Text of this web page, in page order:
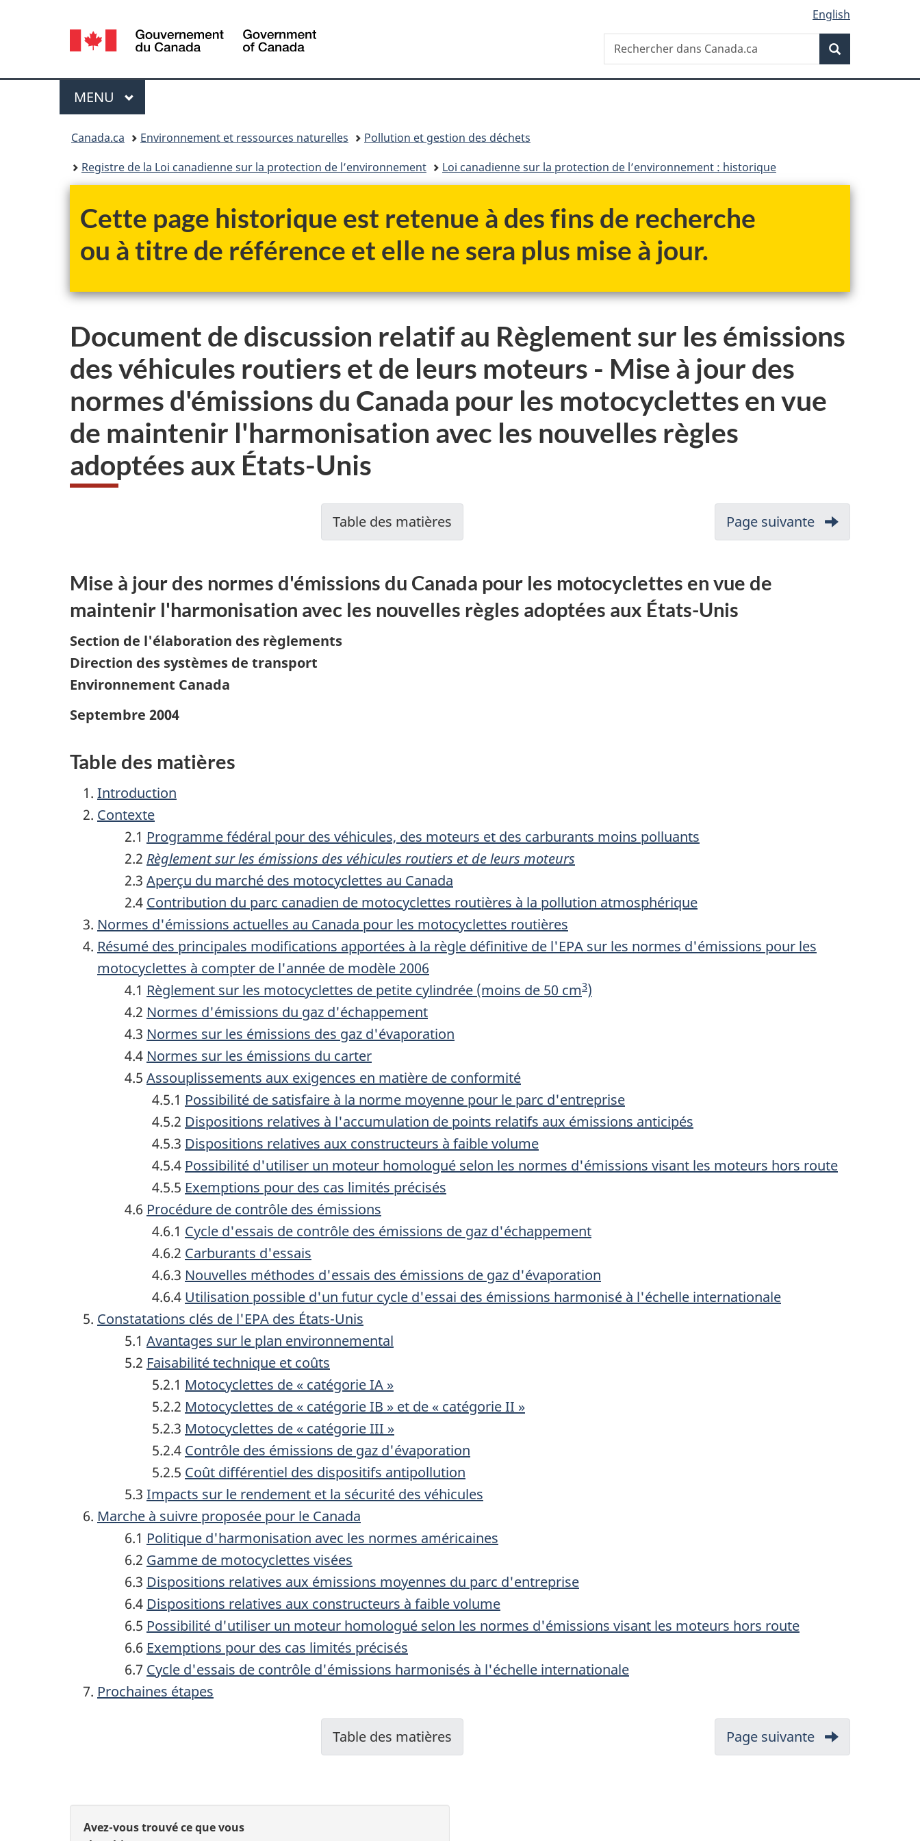
sujet
HTML
Sélection
de
la
langue
English
Canada
Recherche
Rechercher
dans
Menu
MENU PRINCIPAL
Canada.ca Environnement et ressources naturelles
Pollution et gestion des déchets
Registre de la Loi canadienne sur la protection de l’environnement
Loi canadienne sur la protection de l’environnement : historique
Cette page historique est retenue à des fins de recherche
ou à titre de référence et elle ne sera plus mise à jour.
Document de discussion relatif au Règlement sur les émissions
des véhicules routiers et de leurs moteurs - Mise à jour des
normes d'émissions du Canada pour les motocyclettes en vue
de maintenir l'harmonisation avec les nouvelles règles
adoptées aux États-Unis
v
i
g
a
t
n
Table des matières Page suivante
1.
Mise à jour des normes d'émissions du Canada pour les motocyclettes en vue de
maintenir l'harmonisation avec les nouvelles règles adoptées aux États-Unis
Section de l'élaboration des règlements
Direction des systèmes de transport
Environnement Canada
Septembre 2004
Table des matières
Introduction
Contexte
2.1 Programme fédéral pour des véhicules, des moteurs et des carburants moins polluants
2.2 Règlement sur les émissions des véhicules routiers et de leurs moteurs
2.3 Aperçu du marché des motocyclettes au Canada
2.4 Contribution du parc canadien de motocyclettes routières à la pollution atmosphérique
Normes d'émissions actuelles au Canada pour les motocyclettes routières
Résumé des principales modifications apportées à la règle définitive de l'EPA sur les normes d'émissions pour les
motocyclettes à compter de l'année de modèle 2006
4.1 Règlement sur les motocyclettes de petite cylindrée (moins de 50 cm3)
4.2 Normes d'émissions du gaz d'échappement
4.3 Normes sur les émissions des gaz d'évaporation
4.4 Normes sur les émissions du carter
4.5 Assouplissements aux exigences en matière de conformité
4.5.1 Possibilité de satisfaire à la norme moyenne pour le parc d'entreprise
4.5.2 Dispositions relatives à l'accumulation de points relatifs aux émissions anticipés
4.5.3 Dispositions relatives aux constructeurs à faible volume
4.5.4 Possibilité d'utiliser un moteur homologué selon les normes d'émissions visant les moteurs hors route
4.5.5 Exemptions pour des cas limités précisés
4.6 Procédure de contrôle des émissions
4.6.1 Cycle d'essais de contrôle des émissions de gaz d'échappement
4.6.2 Carburants d'essais
4.6.3 Nouvelles méthodes d'essais des émissions de gaz d'évaporation
4.6.4 Utilisation possible d'un futur cycle d'essai des émissions harmonisé à l'échelle internationale
Constatations clés de l'EPA des États-Unis
5.1 Avantages sur le plan environnemental
5.2 Faisabilité technique et coûts
5.2.1 Motocyclettes de « catégorie IA »
5.2.2 Motocyclettes de « catégorie IB » et de « catégorie II »
5.2.3 Motocyclettes de « catégorie III »
5.2.4 Contrôle des émissions de gaz d'évaporation
5.2.5 Coût différentiel des dispositifs antipollution
5.3 Impacts sur le rendement et la sécurité des véhicules
Marche à suivre proposée pour le Canada
6.1 Politique d'harmonisation avec les normes américaines
6.2 Gamme de motocyclettes visées
6.3 Dispositions relatives aux émissions moyennes du parc d'entreprise
6.4 Dispositions relatives aux constructeurs à faible volume
6.5 Possibilité d'utiliser un moteur homologué selon les normes d'émissions visant les moteurs hors route
6.6 Exemptions pour des cas limités précisés
6.7 Cycle d'essais de contrôle d'émissions harmonisés à l'échelle internationale
Prochaines étapes
i
Table des matières Page suivante
1.
D
D
Avez-vous trouvé ce que vous